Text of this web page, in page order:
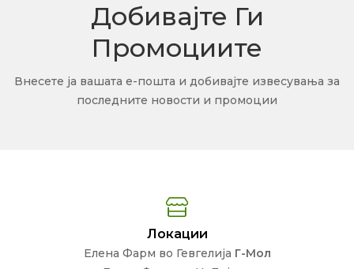
Добивајте Ги
Промоциите
Внесете ја вашата е-пошта и добивајте извесувања за
последните новости и промоции
Локации
Елена Фарм во Гевгелија Г-Мол